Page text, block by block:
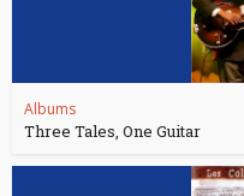
Albums
Three Tales, One Guitar